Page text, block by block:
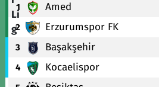
1 Amed
2 Erzurumspor FK
3 Başakşehir
4 Kocaelispor